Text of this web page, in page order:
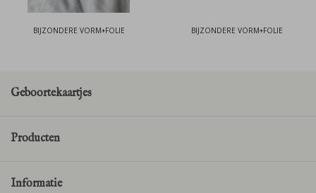
BIJZONDERE VORM+FOLIE BIJZONDERE VORM+FOLIE
Geboortekaartjes
Producten
Informatie